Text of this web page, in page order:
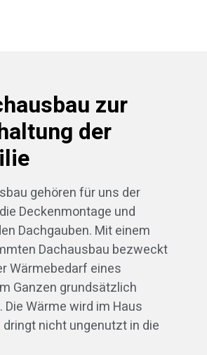
zur
der
gehören für uns der
Deckenmontage und
Dachgauben. Mit einem
Dachausbau bezweckt
Wärmebedarf eines
Ganzen grundsätzlich
Wärme wird im Haus
nicht ungenutzt in die